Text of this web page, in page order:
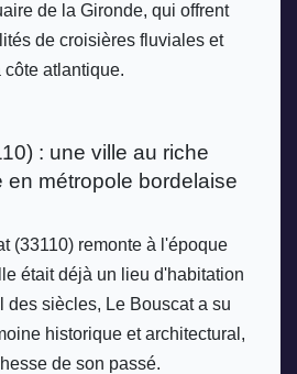
de la Gironde, qui offrent
de croisières fluviales et
atlantique.
: une ville au riche
en métropole bordelaise
(33110) remonte à l'époque
était déjà un lieu d'habitation
des siècles, Le Bouscat a su
historique et architectural,
de son passé.